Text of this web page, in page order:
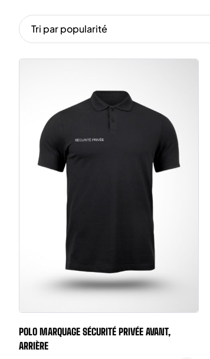
Tri par popularité
POLO MARQUAGE SÉCURITÉ PRIVÉE AVANT,
ARRIÈRE